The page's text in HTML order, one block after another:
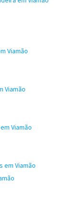
Viamão
Viamão
Viamão
em Viamão